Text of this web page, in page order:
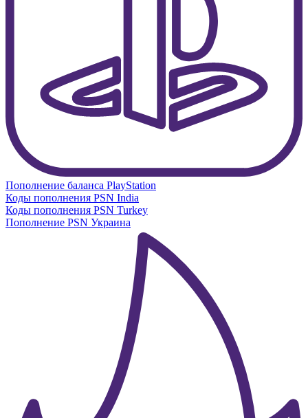
Пополнение баланса PlayStation
Коды пополнения PSN India
Коды пополнения PSN Turkey
Пополнение PSN Украина